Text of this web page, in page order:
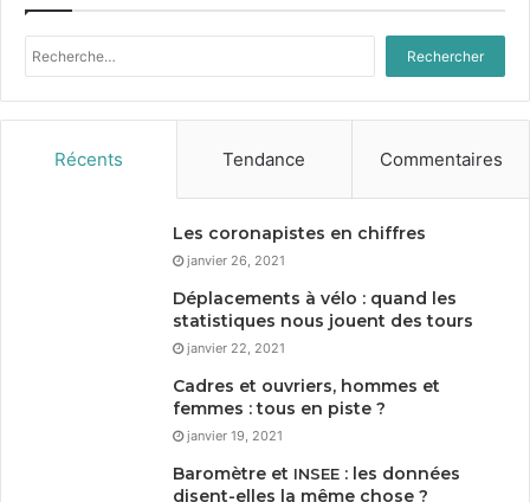
Rechercher :
Récents Tendance Commentaires
Les coronapistes en chiffres
janvier 26, 2021
Déplacements à vélo : quand les
statistiques nous jouent des tours
janvier 22, 2021
Cadres et ouvriers, hommes et
femmes : tous en piste ?
janvier 19, 2021
Baromètre et INSEE : les données
disent-elles la même chose ?